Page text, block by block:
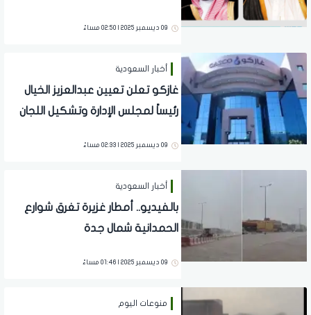
09 ديسمبر 2025 | 02:50 مساءً
أخبار السعودية
غازكو تعلن تعيين عبدالعزيز الخيال
رئيساً لمجلس الإدارة وتشكيل اللجان
09 ديسمبر 2025 | 02:33 مساءً
أخبار السعودية
بالفيديو.. أمطار غزيرة تغرق شوارع
الحمدانية شمال جدة
09 ديسمبر 2025 | 01:46 مساءً
منوعات اليوم